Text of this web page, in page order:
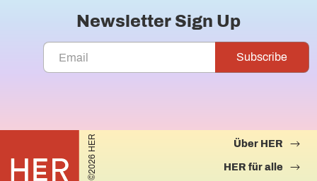
Newsletter Sign Up
©2026 HER Über HER
HER für alle